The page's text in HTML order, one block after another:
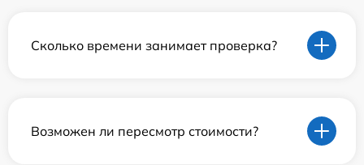
Сколько времени занимает проверка?
Возможен ли пересмотр стоимости?